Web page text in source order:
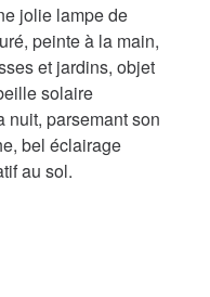
jolie lampe de
peinte à la main,
et jardins, objet
solaire
nuit, parsemant son
bel éclairage
au sol.